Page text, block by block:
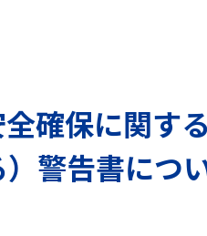
確保に関す
警告書につ